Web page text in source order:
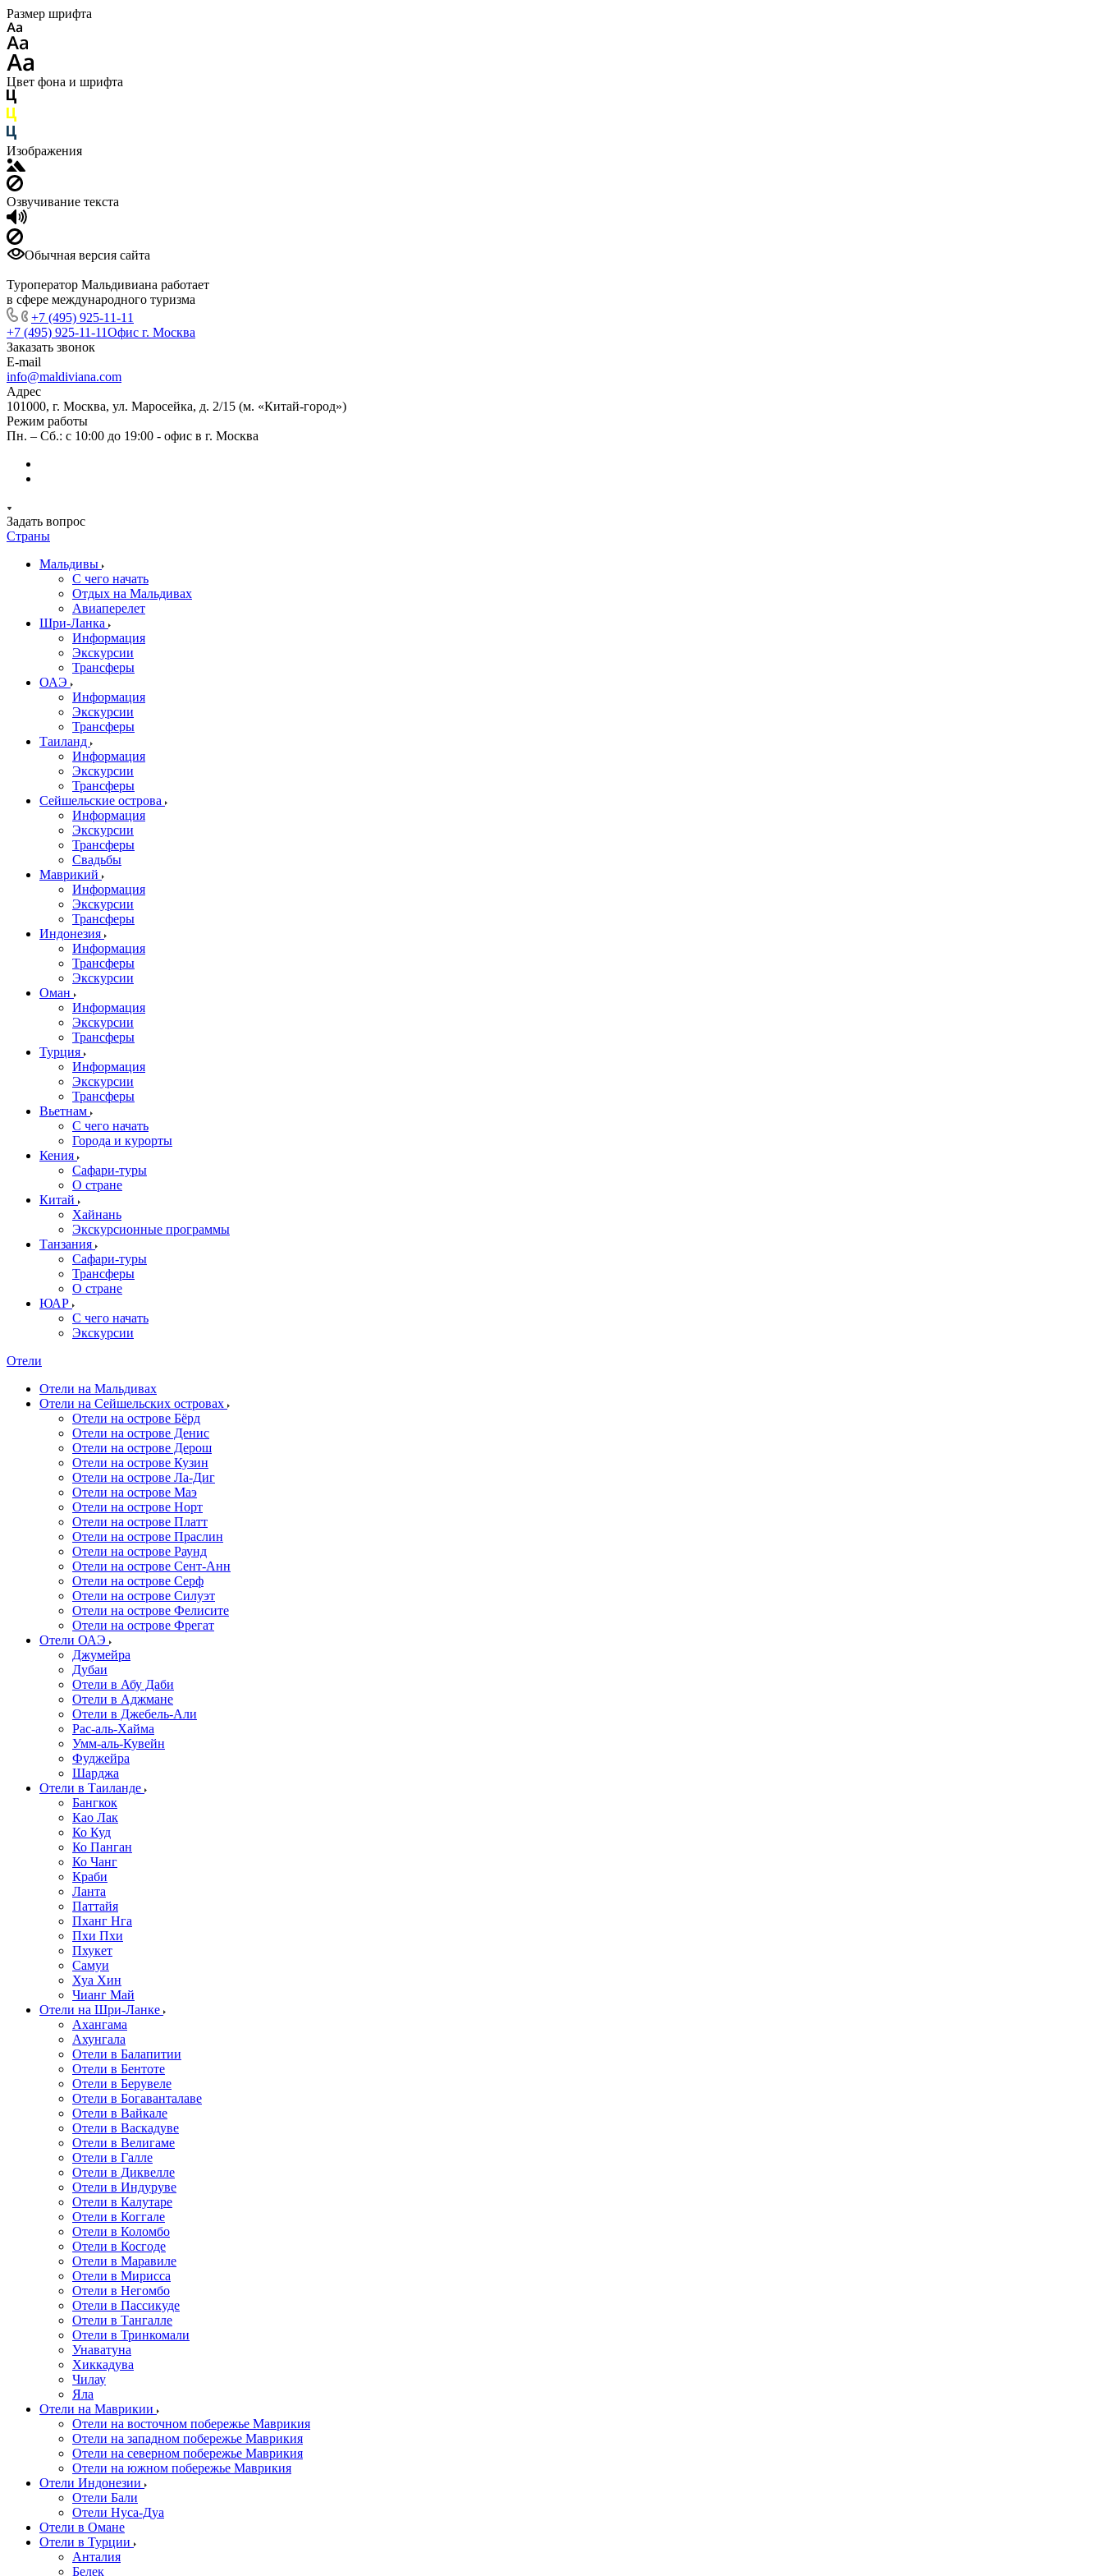
Размер шрифта
Цвет фона и шрифта
Изображения
Озвучивание текста
Обычная версия сайта
Туроператор Мальдивиана работает
в сфере международного туризма
+7 (495) 925-11-11
+7 (495) 925-11-11Офис г. Москва
Заказать звонок
E-mail
info@maldiviana.com
Адрес
101000, г. Москва, ул. Маросейка, д. 2/15 (м. «Китай-город»)
Режим работы
Пн. – Сб.: с 10:00 до 19:00 - офис в г. Москва
Задать вопрос
Страны
Мальдивы
С чего начать
Отдых на Мальдивах
Авиаперелет
Шри-Ланка
Информация
Экскурсии
Трансферы
ОАЭ
Информация
Экскурсии
Трансферы
Таиланд
Информация
Экскурсии
Трансферы
Сейшельские острова
Информация
Экскурсии
Трансферы
Свадьбы
Маврикий
Информация
Экскурсии
Трансферы
Индонезия
Информация
Трансферы
Экскурсии
Оман
Информация
Экскурсии
Трансферы
Турция
Информация
Экскурсии
Трансферы
Вьетнам
С чего начать
Города и курорты
Кения
Сафари-туры
О стране
Китай
Хайнань
Экскурсионные программы
Танзания
Сафари-туры
Трансферы
О стране
ЮАР
С чего начать
Экскурсии
Отели
Отели на Мальдивах
Отели на Сейшельских островах
Отели на острове Бёрд
Отели на острове Денис
Отели на острове Дерош
Отели на острове Кузин
Отели на острове Ла-Диг
Отели на острове Маэ
Отели на острове Норт
Отели на острове Платт
Отели на острове Праслин
Отели на острове Раунд
Отели на острове Сент-Анн
Отели на острове Серф
Отели на острове Силуэт
Отели на острове Фелисите
Отели на острове Фрегат
Отели ОАЭ
Джумейра
Дубаи
Отели в Абу Даби
Отели в Аджмане
Отели в Джебель-Али
Рас-аль-Хайма
Умм-аль-Кувейн
Фуджейра
Шарджа
Отели в Таиланде
Бангкок
Као Лак
Ко Куд
Ко Панган
Ко Чанг
Краби
Ланта
Паттайя
Пханг Нга
Пхи Пхи
Пхукет
Самуи
Хуа Хин
Чианг Май
Отели на Шри-Ланке
Ахангама
Ахунгала
Отели в Балапитии
Отели в Бентоте
Отели в Берувеле
Отели в Богаванталаве
Отели в Вайкале
Отели в Васкадуве
Отели в Велигаме
Отели в Галле
Отели в Диквелле
Отели в Индуруве
Отели в Калутаре
Отели в Коггале
Отели в Коломбо
Отели в Косгоде
Отели в Маравиле
Отели в Мирисса
Отели в Негомбо
Отели в Пассикуде
Отели в Тангалле
Отели в Тринкомали
Унаватуна
Хиккадува
Чилау
Яла
Отели на Маврикии
Отели на восточном побережье Маврикия
Отели на западном побережье Маврикия
Отели на северном побережье Маврикия
Отели на южном побережье Маврикия
Отели Индонезии
Отели Бали
Отели Нуса-Дуа
Отели в Омане
Отели в Турции
Анталия
Белек